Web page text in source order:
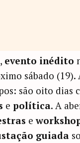
, evento inédito
sábado (19).
são oito dias
e política. A
e
guiada